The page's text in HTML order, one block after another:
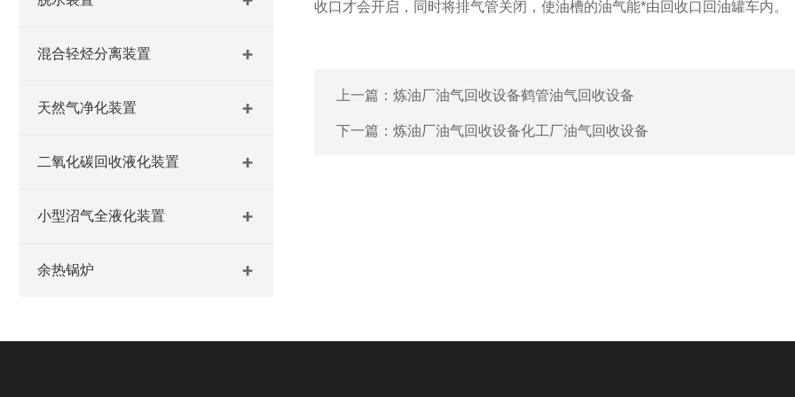
混合轻烃分离装置
天然气净化装置
二氧化碳回收液化装置
小型沼气全液化装置
余热锅炉
收口才会开启，同时将排气管关闭，使油槽的油气能*由回收口回油罐车内。
上一篇： 炼油厂油气回收设备鹤管油气回收设备
下一篇： 炼油厂油气回收设备化工厂油气回收设备